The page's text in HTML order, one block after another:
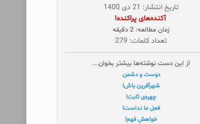
تاریخ انتشار: 21 دی 1400
‌ آکنده‌های پراکنده!
زمان مطالعه: 2 دقیقه
تعداد کلمات: 279
از این دست نوشته‌ها بیشتر بخوان...
دوست و دشمن
شهرآفرین باش!
چهره‌ی ثابت!
فعل ما نداست!
خواهشِ فهم!